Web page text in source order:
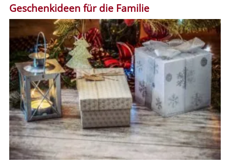
Geschenkideen für die Familie